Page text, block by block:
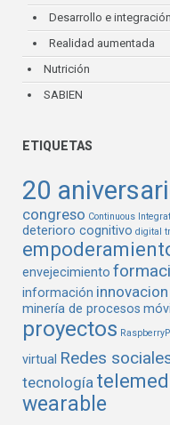
Desarrollo e integración
Realidad aumentada
Nutrición
SABIEN
ETIQUETAS
20
congreso Continuous
deterioro cognitivo digital
envejecimiento
información innovacion
minería de procesos
proyectos
virtual Redes
tecnología
wearable